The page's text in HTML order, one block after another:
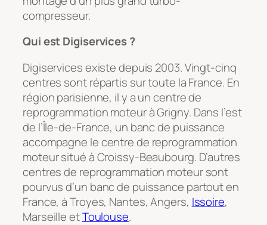
compresseur.
Qui est Digiservices ?
Digiservices existe depuis 2003. Vingt-cinq
centres sont répartis sur toute la France. En
région parisienne, il y a un centre de
reprogrammation moteur à Grigny. Dans l’est
de l’Île-de-France, un banc de puissance
accompagne le centre de reprogrammation
moteur situé à Croissy-Beaubourg. D’autres
centres de reprogrammation moteur sont
pourvus d’un banc de puissance partout en
France, à Troyes, Nantes, Angers, Issoire,
Marseille etToulouse.